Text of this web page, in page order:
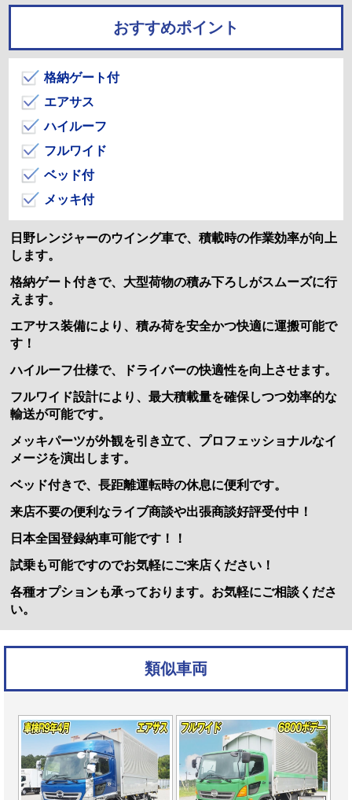
おすすめポイント
格納ゲート付
エアサス
ハイルーフ
フルワイド
ベッド付
メッキ付
日野レンジャーのウイング車で、積載時の作業効率が向上
します。
格納ゲート付きで、大型荷物の積み下ろしがスムーズに行
えます。
エアサス装備により、積み荷を安全かつ快適に運搬可能で
す！
ハイルーフ仕様で、ドライバーの快適性を向上させます。
フルワイド設計により、最大積載量を確保しつつ効率的な
輸送が可能です。
メッキパーツが外観を引き立て、プロフェッショナルなイ
メージを演出します。
ベッド付きで、長距離運転時の休息に便利です。
来店不要の便利なライブ商談や出張商談好評受付中！
日本全国登録納車可能です！！
試乗も可能ですのでお気軽にご来店ください！
各種オプションも承っております。お気軽にご相談くださ
い。
類似車両